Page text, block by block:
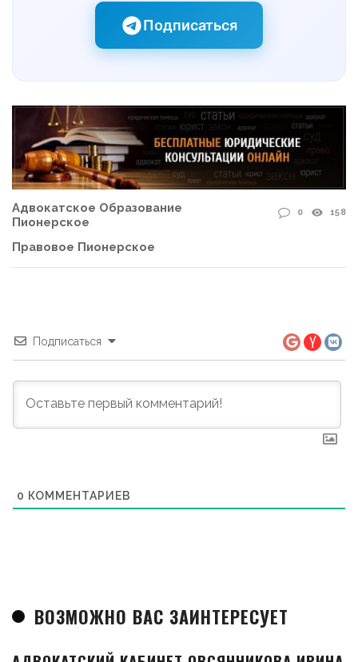
Подписаться
Адвокатское Образование
Пионерское
Правовое Пионерское
0 158
Подписаться
0 КОММЕНТАРИЕВ
ВОЗМОЖНО ВАС ЗАИНТЕРЕСУЕТ